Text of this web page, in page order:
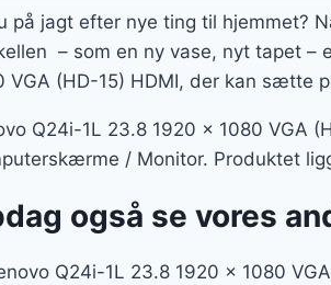
på jagt efter nye ting til hjemmet?
– som en ny vase, nyt tapet –
VGA (HD-15) HDMI, der kan sætte
Q24i-1L 23.8 1920 x 1080 VGA
/ Monitor. Produktet
også se vores
Q24i-1L 23.8 1920 x 1080